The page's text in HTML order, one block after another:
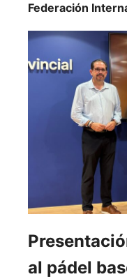
Federación
al pádel